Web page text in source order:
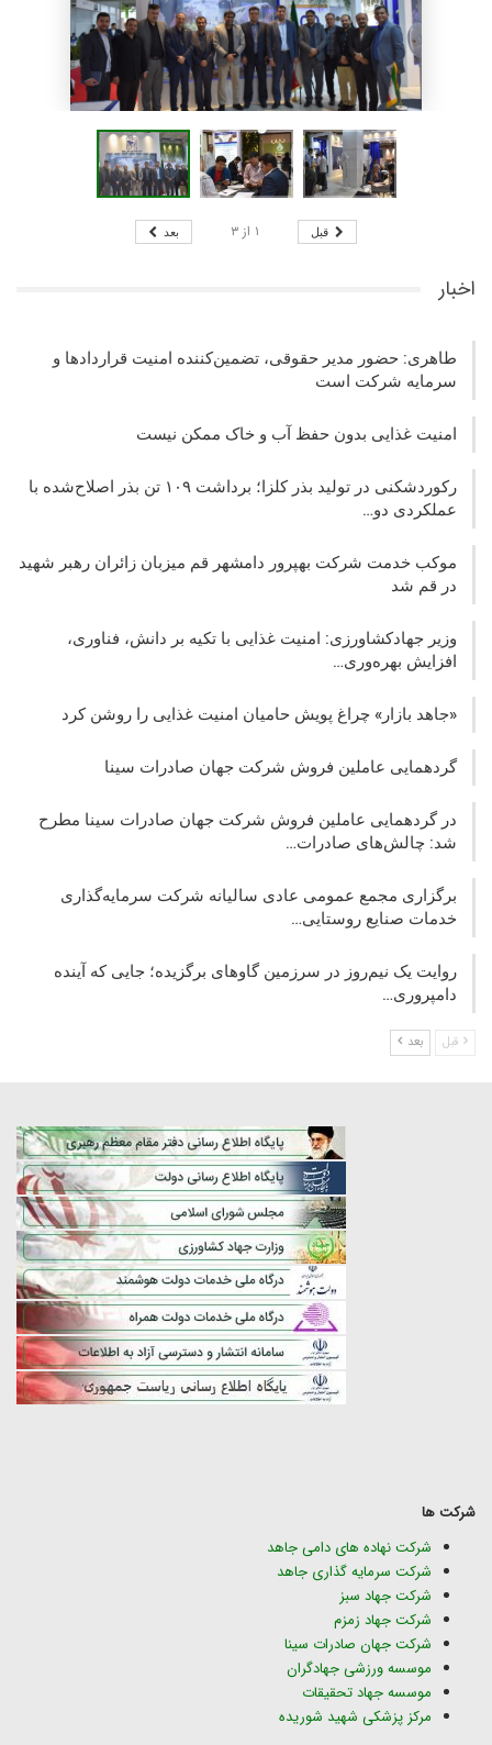
قبل ۱ از ۳ بعد
اخبار
طاهری: حضور مدیر حقوقی، تضمین‌کننده امنیت قراردادها و
سرمایه شرکت‌ است
امنیت غذایی بدون حفظ آب و خاک ممکن نیست
رکوردشکنی در تولید بذر کلزا؛ برداشت ۱۰۹ تن بذر اصلاح‌شده با
عملکردی دو…
موکب خدمت شرکت بهپرور دامشهر قم میزبان زائران رهبر شهید
در قم شد
وزیر جهادکشاورزی: امنیت غذایی با تکیه بر دانش، فناوری،
افزایش بهره‌وری…
«جاهد بازار» چراغ پویش حامیان امنیت غذایی را روشن کرد
گردهمایی عاملین فروش شرکت جهان صادرات سینا
در گردهمایی عاملین فروش شرکت جهان صادرات سینا مطرح
شد: چالش‌های صادرات…
برگزاری مجمع عمومی عادی سالیانه شرکت سرمایه‌گذاری
خدمات صنایع روستایی…
روایت یک نیم‌روز در سرزمین گاوهای برگزیده؛ جایی که آینده
دامپروری…
قبل بعد
شرکت ها
شرکت نهاده های دامی جاهد
شرکت سرمایه گذاری جاهد
شرکت جهاد سبز
شرکت جهاد زمزم
شرکت جهان صادرات سینا
موسسه ورزشی جهادگران
موسسه جهاد تحقیقات
مرکز پزشکی شهید شوریده